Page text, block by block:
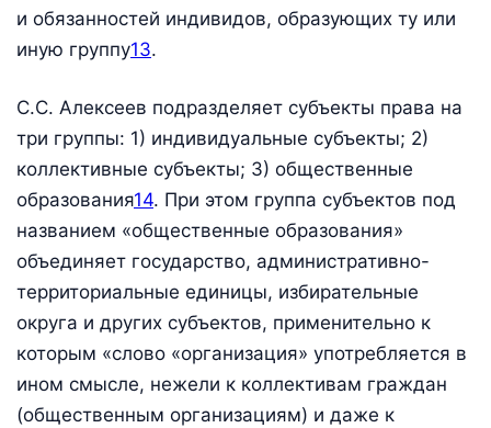
и обязанностей индивидов, образующих ту или
иную группу13.
С.С. Алексеев подразделяет субъекты права на
три группы: 1) индивидуальные субъекты; 2)
коллективные субъекты; 3) общественные
образования14. При этом группа субъектов под
названием «общественные образования»
объединяет государство, административно-
территориальные единицы, избирательные
округа и других субъектов, применительно к
которым «слово «организация» употребляется в
ином смысле, нежели к коллективам граждан
(общественным организациям) и даже к